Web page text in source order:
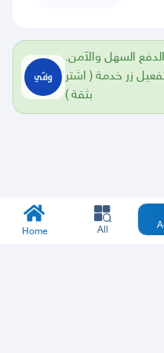
السهل والآمن.
زر خدمة ( اشتر
بثقة )
Home All